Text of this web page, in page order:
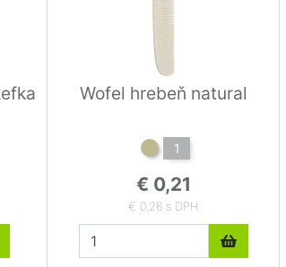
Wofel hrebeň natural
1
€ 0,21
€ 0,26 s DPH